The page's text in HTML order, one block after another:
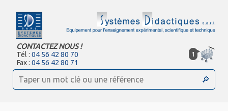
CONTACTEZ NOUS !
Tél :04 56 42 80 70
Fax :04 56 42 80 71
1